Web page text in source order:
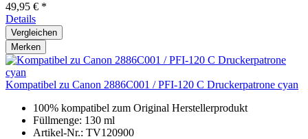
49,95 € *
Details
Vergleichen
Merken
Kompatibel zu Canon 2886C001 / PFI-120 C Druckerpatrone cyan
100% kompatibel zum Original Herstellerprodukt
Füllmenge: 130 ml
Artikel-Nr.: TV120900